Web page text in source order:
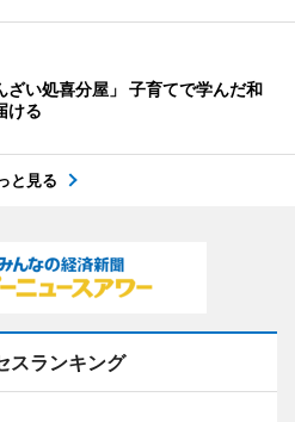
ざい処喜分屋」 子育てで学んだ和
ける
と見る
スランキング